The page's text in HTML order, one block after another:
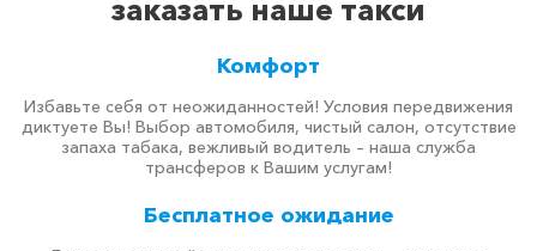
заказать наше такси
Комфорт
Избавьте себя от неожиданностей! Условия передвижения
диктуете Вы! Выбор автомобиля, чистый салон, отсутствие
запаха табака, вежливый водитель – наша служба
трансферов к Вашим услугам!
Бесплатное ожидание